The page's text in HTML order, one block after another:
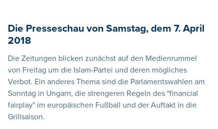
Die Presseschau von Samstag, dem 7. April
2018
Die Zeitungen blicken zunächst auf den Medienrummel
von Freitag um die Islam-Partei und deren mögliches
Verbot. Ein anderes Thema sind die Parlamentswahlen am
Sonntag in Ungarn, die strengeren Regeln des "financial
fairplay" im europäischen Fußball und der Auftakt in die
Grillsaison.